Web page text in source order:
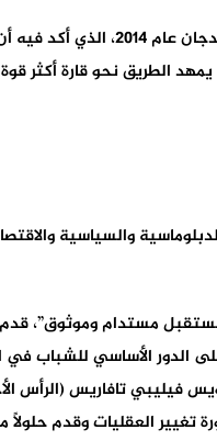
استندت المناقشات إلى الخطاب
الطريق نحو قارة أكثر قوة
البارزة من الأوساط
عنوان “ﺗﻤﻜﻴﻦ ﺸﺒﺎب إﻓﺮﻳﻘﻴﺎ ﻟﻤﺴﺘﻘﺒﻞ
على الدور الأساسي
فيليبي تافاريس (الرأس
العقليات وقدم حلولًا